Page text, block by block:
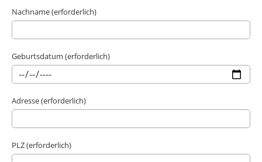
Nachname (erforderlich)
Geburtsdatum (erforderlich)
Adresse (erforderlich)
PLZ (erforderlich)